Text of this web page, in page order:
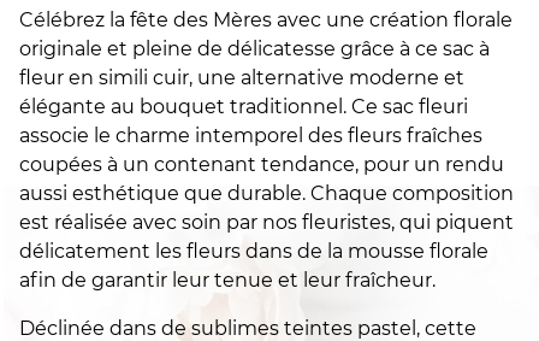
Célébrez la fête des Mères avec une création florale
originale et pleine de délicatesse grâce à ce sac à
fleur en simili cuir, une alternative moderne et
élégante au bouquet traditionnel. Ce sac fleuri
associe le charme intemporel des fleurs fraîches
coupées à un contenant tendance, pour un rendu
aussi esthétique que durable. Chaque composition
est réalisée avec soin par nos fleuristes, qui piquent
délicatement les fleurs dans de la mousse florale
afin de garantir leur tenue et leur fraîcheur.
Déclinée dans de sublimes teintes pastel, cette